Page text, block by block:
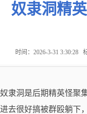
奴隶洞精
时间：2026-3-31 3:30:28
奴隶洞是后期精英怪聚
进去很好搞被群殴躺下